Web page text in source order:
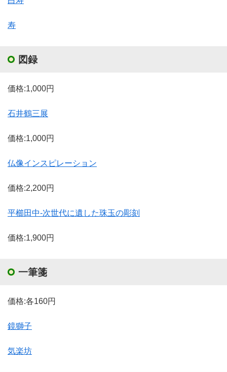
寿
図録
価格:1,000円
石井鶴三展
価格:1,000円
仏像インスピレーション
価格:2,200円
平櫛田中‐次世代に遺した珠玉の彫刻
価格:1,900円
一筆箋
価格:各160円
鏡獅子
気楽坊